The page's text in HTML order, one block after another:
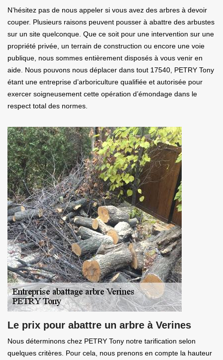
N’hésitez pas de nous appeler si vous avez des arbres à devoir
couper. Plusieurs raisons peuvent pousser à abattre des arbustes
sur un site quelconque. Que ce soit pour une intervention sur une
propriété privée, un terrain de construction ou encore une voie
publique, nous sommes entièrement disposés à vous venir en
aide. Nous pouvons nous déplacer dans tout 17540, PETRY Tony
étant une entreprise d’arboriculture qualifiée et autorisée pour
exercer soigneusement cette opération d’émondage dans le
respect total des normes.
Le prix pour abattre un arbre à Verines
Nous déterminons chez PETRY Tony notre tarification selon
quelques critères. Pour cela, nous prenons en compte la hauteur